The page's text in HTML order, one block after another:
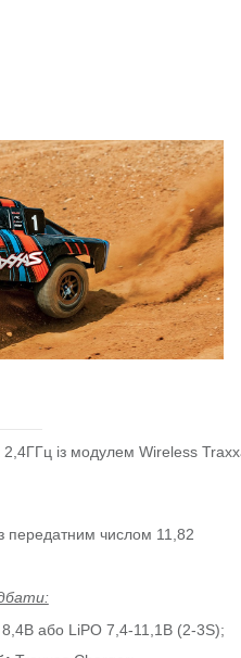
2,4ГГц із модулем Wireless
передатним числом 11,82
8,4В або LiPO 7,4-11,1В (2-3S);